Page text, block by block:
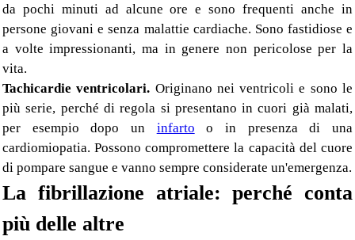
da pochi minuti ad alcune ore e sono frequenti anche in
persone giovani e senza malattie cardiache. Sono fastidiose e
a volte impressionanti, ma in genere non pericolose per la
vita.
Tachicardie ventricolari. Originano nei ventricoli e sono le
più serie, perché di regola si presentano in cuori già malati,
per esempio dopo un infarto o in presenza di una
cardiomiopatia. Possono compromettere la capacità del cuore
di pompare sangue e vanno sempre considerate un'emergenza.
La fibrillazione atriale: perché conta
più delle altre